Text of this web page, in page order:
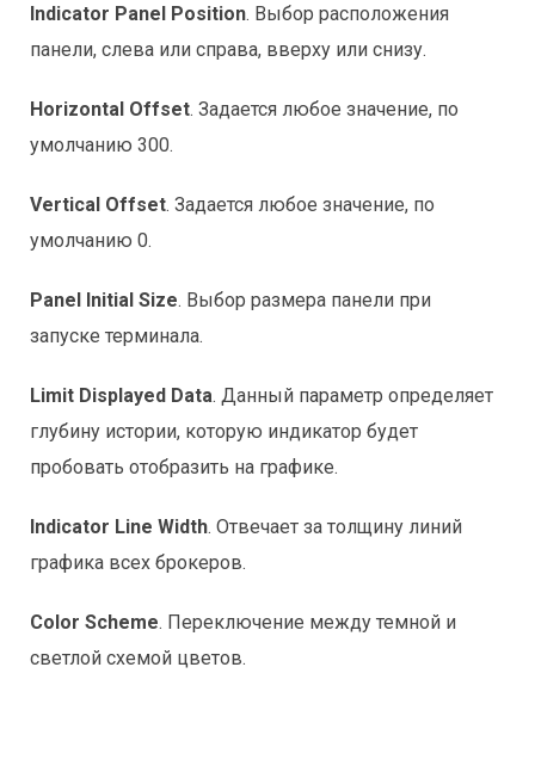
Indicator Panel Position. Выбор расположения
панели, слева или справа, вверху или снизу.
Horizontal Offset. Задается любое значение, по
умолчанию 300.
Vertical Offset. Задается любое значение, по
умолчанию 0.
Panel Initial Size. Выбор размера панели при
запуске терминала.
Limit Displayed Data. Данный параметр определяет
глубину истории, которую индикатор будет
пробовать отобразить на графике.
Indicator Line Width. Отвечает за толщину линий
графика всех брокеров.
Color Scheme. Переключение между темной и
светлой схемой цветов.